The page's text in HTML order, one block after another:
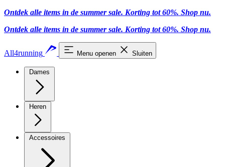
Ontdek alle items in de summer sale. Korting tot 60%. Shop nu.
Ontdek alle items in de summer sale. Korting tot 60%. Shop nu.
All4running Menu openen Sluiten
Dames
Heren
Accessoires